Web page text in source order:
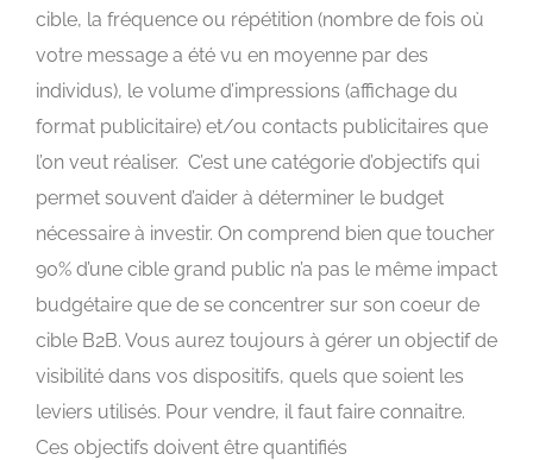
cible, la fréquence ou répétition (nombre de fois où
votre message a été vu en moyenne par des
individus), le volume d’impressions (affichage du
format publicitaire) et/ou contacts publicitaires que
l’on veut réaliser. C’est une catégorie d’objectifs qui
permet souvent d’aider à déterminer le budget
nécessaire à investir. On comprend bien que toucher
90% d’une cible grand public n’a pas le même impact
budgétaire que de se concentrer sur son coeur de
cible B2B. Vous aurez toujours à gérer un objectif de
visibilité dans vos dispositifs, quels que soient les
leviers utilisés. Pour vendre, il faut faire connaitre.
Ces objectifs doivent être quantifiés